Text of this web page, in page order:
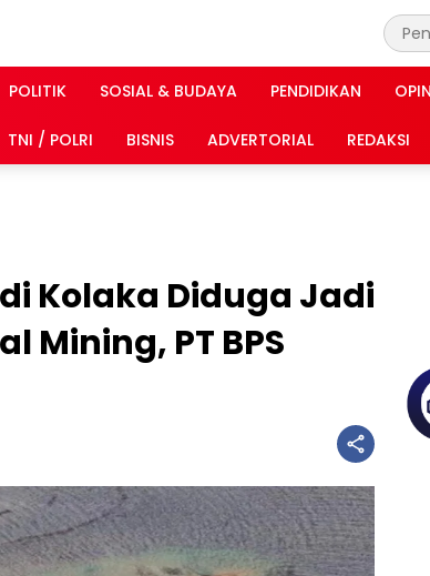
POLITIK SOSIAL & BUDAYA PENDIDIKAN
TNI / POLRI BISNIS ADVERTORIAL REDAKSI
Kolaka Diduga Jadi
Mining, PT BPS